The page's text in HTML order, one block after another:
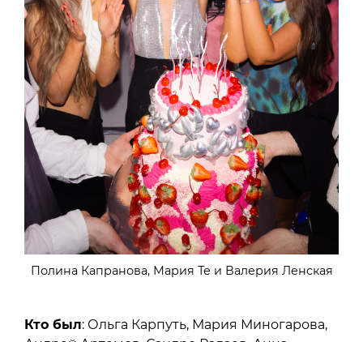
Полина Капранова, Мария Те и Валерия Ленская
Кто был: Ольга Карпуть, Мария Миногарова,